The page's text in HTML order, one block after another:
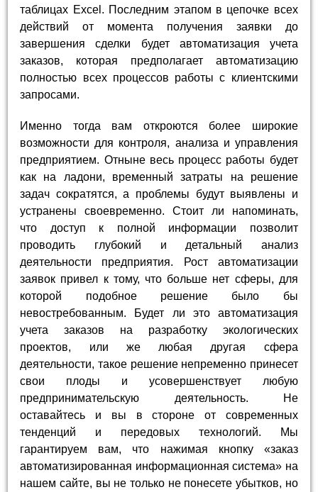
таблицах Excel. Последним этапом в цепочке всех
действий от момента получения заявки до
завершения сделки будет автоматизация учета
заказов, которая предполагает автоматизацию
полностью всех процессов работы с клиентскими
запросами.
Именно тогда вам откроются более широкие
возможности для контроля, анализа и управления
предприятием. Отныне весь процесс работы будет
как на ладони, временный затраты на решение
задач сократятся, а проблемы будут выявлены и
устранены своевременно. Стоит ли напоминать,
что доступ к полной информации позволит
проводить глубокий и детальный анализ
деятельности предприятия. Рост автоматизации
заявок привел к тому, что больше нет сферы, для
которой подобное решение было бы
невостребованным. Будет ли это автоматизация
учета заказов на разработку экологических
проектов, или же любая другая сфера
деятельности, такое решение непременно принесет
свои плоды и усовершенствует любую
предпринимательскую деятельность. Не
оставайтесь и вы в стороне от современных
тенденций и передовых технологий. Мы
гарантируем вам, что нажимая кнопку «заказ
автоматизированная информационная система» на
нашем сайте, вы не только не понесете убытков, но